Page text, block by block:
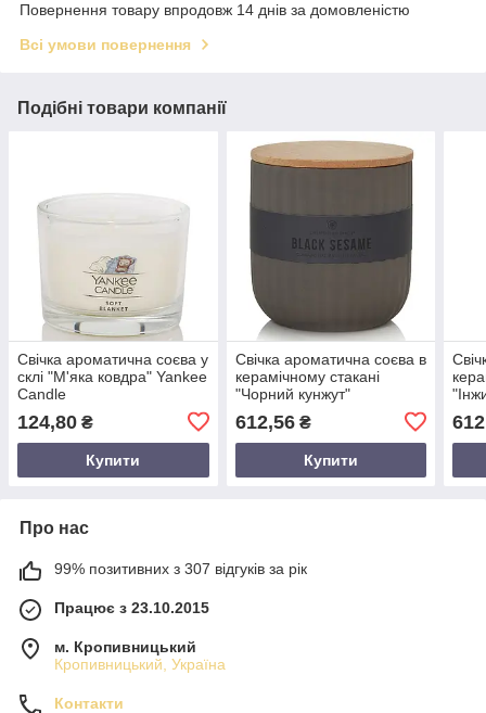
Повернення товару впродовж 14 днів за домовленістю
Всі умови повернення
Подібні товари компанії
Свічка ароматична соєва у
склі "М'яка ковдра" Yankee
Candle
124,80 ₴
Купити
Свічка ароматична соєва в
керамічному стакані
"Чорний кунжут"
Chesapeake Bay Candle
612,56₴
Купити
Про нас
99% позитивних з 307 відгуків за рік
Працює з 23.10.2015
м. Кропивницький
Кропивницький, Україна
Контакти